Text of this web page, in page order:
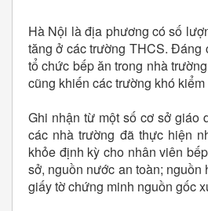
Hà Nội là địa phương có số
tăng ở các trường THCS. Đáng
tổ chức bếp ăn trong nhà
cũng khiến các trường khó
Ghi nhận từ một số cơ sở giáo
các nhà trường đã thực hiện
khỏe định kỳ cho nhân viên
sở, nguồn nước an toàn;
giấy tờ chứng minh nguồn gốc